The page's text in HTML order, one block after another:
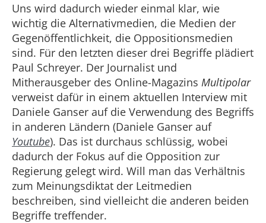
Uns wird dadurch wieder einmal klar, wie
wichtig die Alternativmedien, die Medien der
Gegenöffentlichkeit, die Oppositionsmedien
sind. Für den letzten dieser drei Begriffe plädiert
Paul Schreyer. Der Journalist und
Mitherausgeber des Online-Magazins Multipolar
verweist dafür in einem aktuellen Interview mit
Daniele Ganser auf die Verwendung des Begriffs
in anderen Ländern (Daniele Ganser auf
Youtube). Das ist durchaus schlüssig, wobei
dadurch der Fokus auf die Opposition zur
Regierung gelegt wird. Will man das Verhältnis
zum Meinungsdiktat der Leitmedien
beschreiben, sind vielleicht die anderen beiden
Begriffe treffender.